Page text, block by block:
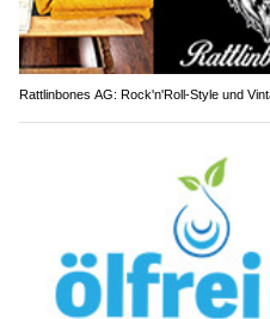
Rattlinbones AG: Rock'n'Roll-Style und